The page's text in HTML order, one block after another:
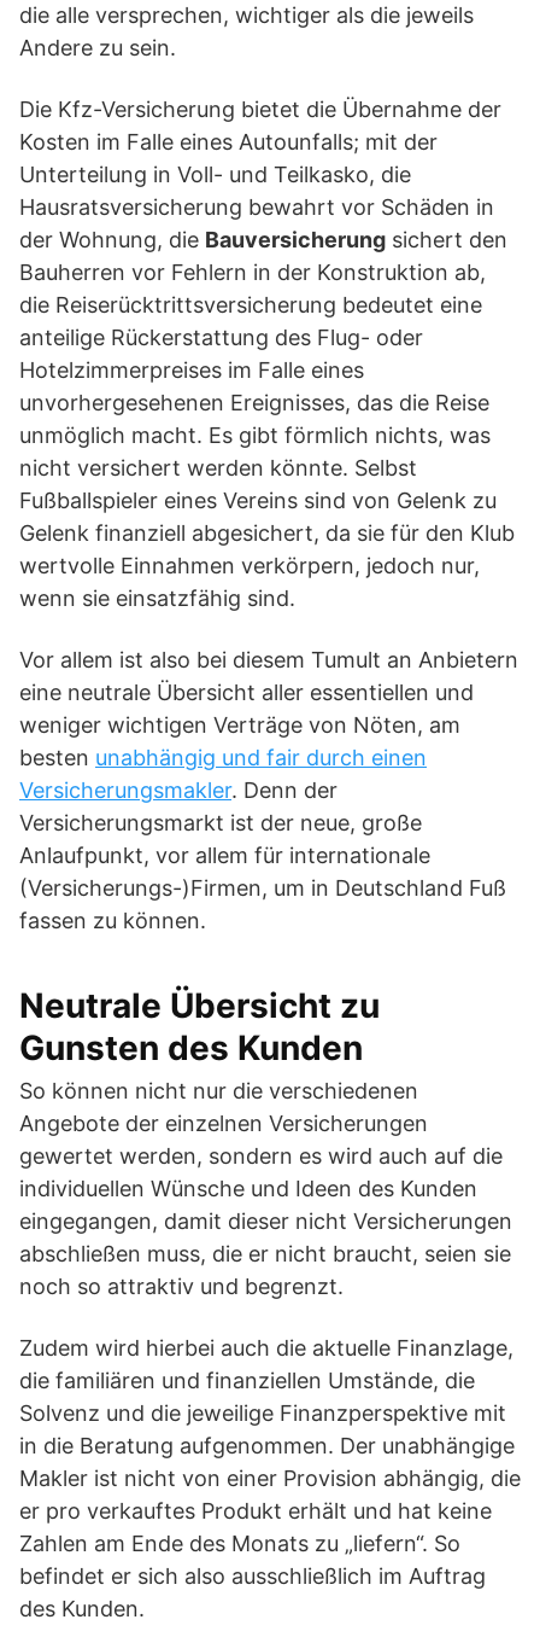
die alle versprechen, wichtiger als die jeweils
Andere zu sein.
Die Kfz-Versicherung bietet die Übernahme der
Kosten im Falle eines Autounfalls; mit der
Unterteilung in Voll- und Teilkasko, die
Hausratsversicherung bewahrt vor Schäden in
der Wohnung, die Bauversicherung sichert den
Bauherren vor Fehlern in der Konstruktion ab,
die Reiserücktrittsversicherung bedeutet eine
anteilige Rückerstattung des Flug- oder
Hotelzimmerpreises im Falle eines
unvorhergesehenen Ereignisses, das die Reise
unmöglich macht. Es gibt förmlich nichts, was
nicht versichert werden könnte. Selbst
Fußballspieler eines Vereins sind von Gelenk zu
Gelenk finanziell abgesichert, da sie für den Klub
wertvolle Einnahmen verkörpern, jedoch nur,
wenn sie einsatzfähig sind.
Vor allem ist also bei diesem Tumult an Anbietern
eine neutrale Übersicht aller essentiellen und
weniger wichtigen Verträge von Nöten, am
besten unabhängig und fair durch einen
Versicherungsmakler. Denn der
Versicherungsmarkt ist der neue, große
Anlaufpunkt, vor allem für internationale
(Versicherungs-)Firmen, um in Deutschland Fuß
fassen zu können.
Neutrale Übersicht zu
Gunsten des Kunden
So können nicht nur die verschiedenen
Angebote der einzelnen Versicherungen
gewertet werden, sondern es wird auch auf die
individuellen Wünsche und Ideen des Kunden
eingegangen, damit dieser nicht Versicherungen
abschließen muss, die er nicht braucht, seien sie
noch so attraktiv und begrenzt.
Zudem wird hierbei auch die aktuelle Finanzlage,
die familiären und finanziellen Umstände, die
Solvenz und die jeweilige Finanzperspektive mit
in die Beratung aufgenommen. Der unabhängige
Makler ist nicht von einer Provision abhängig, die
er pro verkauftes Produkt erhält und hat keine
Zahlen am Ende des Monats zu „liefern“. So
befindet er sich also ausschließlich im Auftrag
des Kunden.